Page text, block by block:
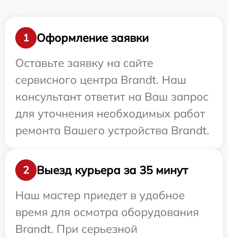
1
Оформление заявки
Оставьте заявку на сайте
сервисного центра Brandt. Наш
консультант ответит на Ваш запрос
для уточнения необходимых работ
ремонта Вашего устройства Brandt.
2
Выезд курьера за 35 минут
Наш мастер приедет в удобное
время для осмотра оборудования
Brandt. При серьезной